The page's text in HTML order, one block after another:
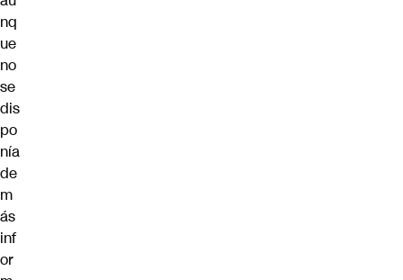
nq
ue
no
se
dis
po
nía
de
m
ás
inf
or